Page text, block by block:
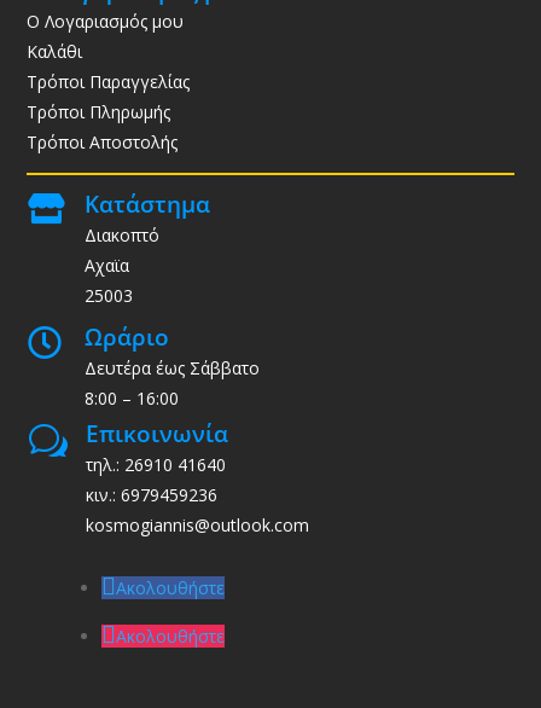
Ο Λογαριασμός μου
Καλάθι
Τρόποι Παραγγελίας
Τρόποι Πληρωμής
Τρόποι Αποστολής
 Κατάστημα
Διακοπτό
Αχαϊα
25003
 Ωράριο
Δευτέρα έως Σάββατο
8:00 – 16:00
w Επικοινωνία
τηλ.: 26910 41640
κιν.: 6979459236
kosmogiannis@outlook.com
Ακολουθήστε
Ακολουθήστε